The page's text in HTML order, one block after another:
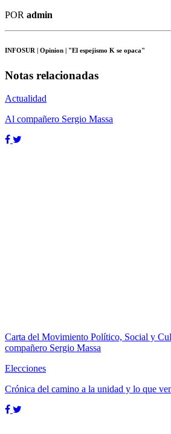
POR admin
INFOSUR | Opinion | "El espejismo K se opaca"
Notas relacionadas
Actualidad
Al compañero Sergio Massa
Carta del Movimiento Político, Social y
compañero Sergio Massa
Elecciones
Crónica del camino a la unidad y lo que